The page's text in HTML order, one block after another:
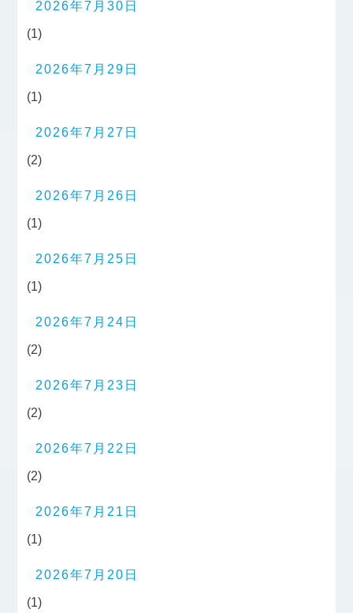
2026年7月30日
(1)
2026年7月29日
(1)
2026年7月27日
(2)
2026年7月26日
(1)
2026年7月25日
(1)
2026年7月24日
(2)
2026年7月23日
(2)
2026年7月22日
(2)
2026年7月21日
(1)
2026年7月20日
(1)